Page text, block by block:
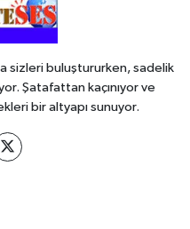
sizleri buluştururken, sadelik
Şatafattan kaçınıyor ve
bir altyapı sunuyor.